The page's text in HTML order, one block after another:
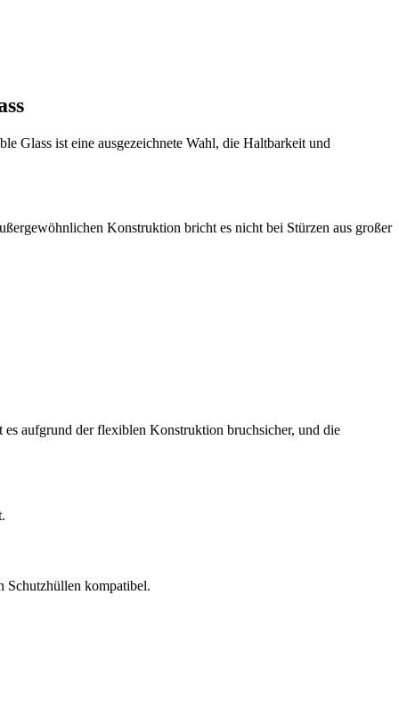
Glass ist eine ausgezeichnete Wahl, die Haltbarkeit und
Konstruktion bricht es nicht bei Stürzen aus großer
aufgrund der flexiblen Konstruktion bruchsicher, und die
Schutzhüllen kompatibel.